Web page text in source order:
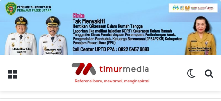
Menu
Switch